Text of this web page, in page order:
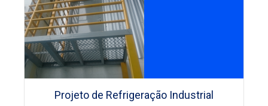
Projeto de Refrigeração Industrial